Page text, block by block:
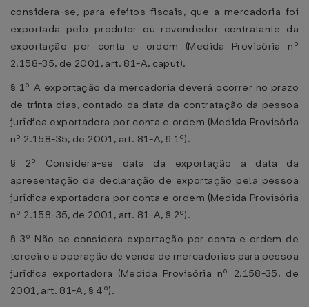
considera-se, para efeitos fiscais, que a mercadoria foi
exportada pelo produtor ou revendedor contratante da
exportação por conta e ordem (Medida Provisória nº
2.158-35, de 2001, art. 81-A, caput).
§ 1º A exportação da mercadoria deverá ocorrer no prazo
de trinta dias, contado da data da contratação da pessoa
jurídica exportadora por conta e ordem (Medida Provisória
nº 2.158-35, de 2001, art. 81-A, § 1º).
§ 2º Considera-se data da exportação a data da
apresentação da declaração de exportação pela pessoa
jurídica exportadora por conta e ordem (Medida Provisória
nº 2.158-35, de 2001, art. 81-A, § 2º).
§ 3º Não se considera exportação por conta e ordem de
terceiro a operação de venda de mercadorias para pessoa
jurídica exportadora (Medida Provisória nº 2.158-35, de
2001, art. 81-A, § 4º).